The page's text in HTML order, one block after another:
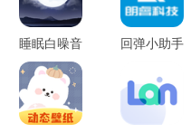
睡眠白噪音 回弹小助手